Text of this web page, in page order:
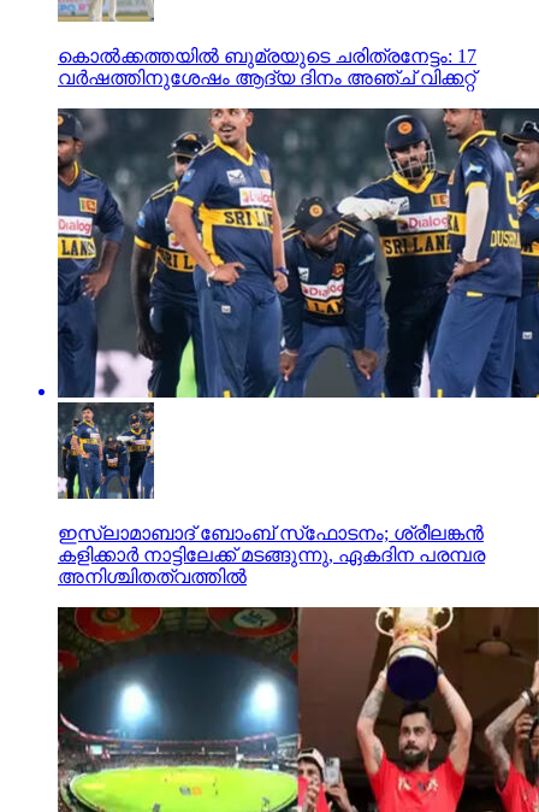
കൊല്‍ക്കത്തയില്‍ ബുമ്രയുടെ ചരിത്രനേട്ടം: 17
വര്‍ഷത്തിനുശേഷം ആദ്യ ദിനം അഞ്ച് വിക്കറ്റ്
ഇസ്ലാമാബാദ് ബോംബ് സ്‌ഫോടനം; ശ്രീലങ്കന്‍
കളിക്കാര്‍ നാട്ടിലേക്ക് മടങ്ങുന്നു, ഏകദിന പരമ്പര
അനിശ്ചിതത്വത്തില്‍